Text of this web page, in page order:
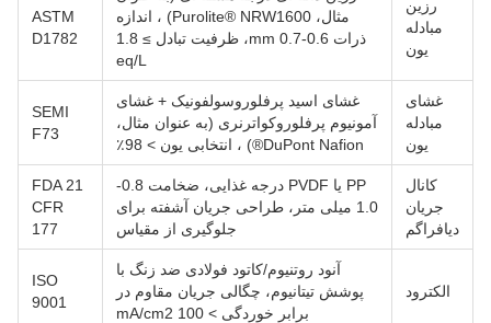
رزین
مبادله
یون
مثال، Purolite® NRW1600) ، اندازه
ذرات 0.6-0.7 mm، ظرفیت تبادل ≥ 1.8
eq/L
ASTM
D1782
غشای
مبادله
یون
غشای اسید پرفلوروسولفونیک + غشای
آمونیوم پرفلوروکواترنری (به عنوان مثال،
DuPont Nafion®) ، انتخابی یون > 98٪
SEMI
F73
کانال
جریان
دیافراگم
PP یا PVDF درجه غذایی، ضخامت 0.8-
1.0 میلی متر، طراحی جریان آشفته برای
جلوگیری از مقیاس
FDA 21
CFR
177
الکترود
آنود روتنیوم/کاتود فولادی ضد زنگ با
پوشش تیتانیوم، چگالی جریان مقاوم در
برابر خوردگی > 100 mA/cm2
ISO
9001